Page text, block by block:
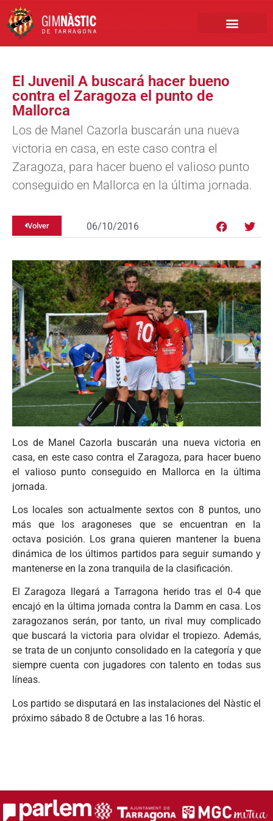
El Juvenil A buscará hacer bueno
contra el Zaragoza el punto de
Mallorca
Los de Manel Cazorla buscarán una nueva
victoria en casa, en este caso contra el
Zaragoza, para hacer bueno el valioso punto
conseguido en Mallorca en la última jornada.
Volver 06/10/2016
Los de Manel Cazorla buscarán una nueva victoria en
casa, en este caso contra el Zaragoza, para hacer bueno
el valioso punto conseguido en Mallorca en la última
jornada.
Los locales son actualmente sextos con 8 puntos, uno
más que los aragoneses que se encuentran en la
octava posición. Los grana quieren mantener la buena
dinámica de los últimos partidos para seguir sumando y
mantenerse en la zona tranquila de la clasificación.
El Zaragoza llegará a Tarragona herido tras el 0-4 que
encajó en la última jornada contra la Damm en casa. Los
zaragozanos serán, por tanto, un rival muy complicado
que buscará la victoria para olvidar el tropiezo. Además,
se trata de un conjunto consolidado en la categoría y que
siempre cuenta con jugadores con talento en todas sus
líneas.
Los partido se disputará en las instalaciones del Nàstic el
próximo sábado 8 de Octubre a las 16 horas.